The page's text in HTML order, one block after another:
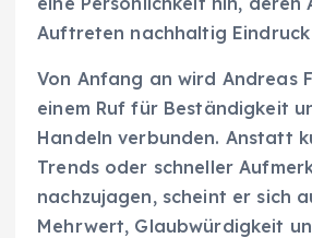
Auftreten nachhaltig
Von Anfang an wird Andreas
einem Ruf für Beständigkeit
Handeln verbunden. Anstatt
Trends oder schneller
nachzujagen, scheint er sich
Mehrwert, Glaubwürdigkeit